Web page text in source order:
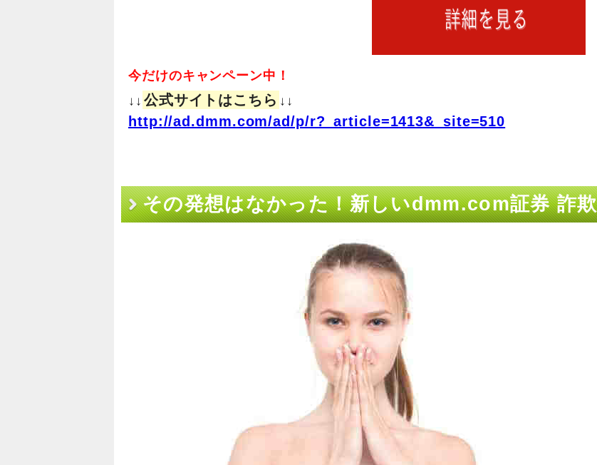
今だけのキャンペーン中！
↓↓ 公式サイトはこちら ↓↓
http://ad.dmm.com/ad/p/r?_article=1413&_site=510
その発想はなかった！新しいdmm.com証券 詐欺